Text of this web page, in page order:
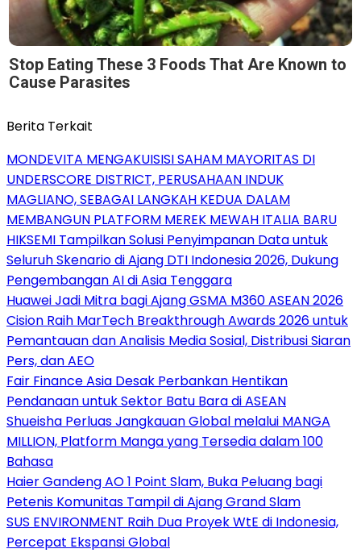
Stop Eating These 3 Foods That Are Known to
Cause Parasites
Berita Terkait
MONDEVITA MENGAKUISISI SAHAM MAYORITAS DI
UNDERSCORE DISTRICT, PERUSAHAAN INDUK
MAGLIANO, SEBAGAI LANGKAH KEDUA DALAM
MEMBANGUN PLATFORM MEREK MEWAH ITALIA BARU
HIKSEMI Tampilkan Solusi Penyimpanan Data untuk
Seluruh Skenario di Ajang DTI Indonesia 2026, Dukung
Pengembangan AI di Asia Tenggara
Huawei Jadi Mitra bagi Ajang GSMA M360 ASEAN 2026
Cision Raih MarTech Breakthrough Awards 2026 untuk
Pemantauan dan Analisis Media Sosial, Distribusi Siaran
Pers, dan AEO
Fair Finance Asia Desak Perbankan Hentikan
Pendanaan untuk Sektor Batu Bara di ASEAN
Shueisha Perluas Jangkauan Global melalui MANGA
MILLION, Platform Manga yang Tersedia dalam 100
Bahasa
Haier Gandeng AO 1 Point Slam, Buka Peluang bagi
Petenis Komunitas Tampil di Ajang Grand Slam
SUS ENVIRONMENT Raih Dua Proyek WtE di Indonesia,
Percepat Ekspansi Global